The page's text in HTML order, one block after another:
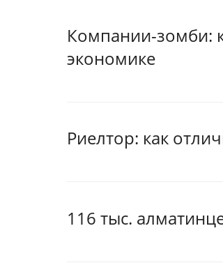
Компании-зомби:
экономике
Риелтор: как
116 тыс.